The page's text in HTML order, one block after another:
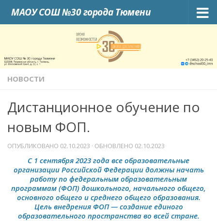
Skip to content
МАОУ СОШ №30 города Тюмени
НОВОСТИ
Дистанционное обучение по
новым ФОП.
ОПУБЛИКОВАНО 02.10.2023 · ОБНОВЛЕНО 02.10.2023
C 1 сентября 2023 года все образовательные
организации Российской Федерации должны начать
работу по федеральным образовательным
программам (ФОП) дошкольного, начального общего,
основного общего и среднего общего образования.
Цель внедрения ФОП — создание единого
образовательного пространства во всей стране.